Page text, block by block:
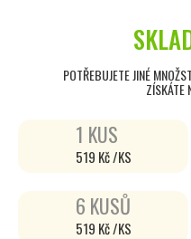
POTŘEBUJETE JINÉ
ZÍSKÁTE
1 KUS
519 Kč /KS
6 KUSŮ
519 Kč /KS